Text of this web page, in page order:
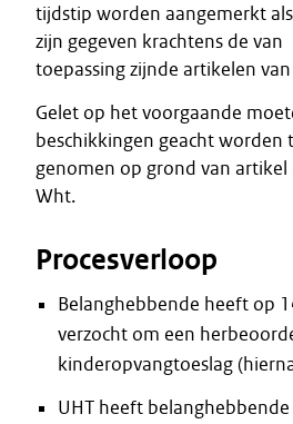
tijdstip worden aangemerkt
zijn gegeven krachtens de van
toepassing zijnde artikelen
Gelet op het voorgaande
beschikkingen geacht worden
genomen op grond van artikel
Wht.
Procesverloop
Belanghebbende heeft op
verzocht om een
kinderopvangtoeslag
UHT heeft